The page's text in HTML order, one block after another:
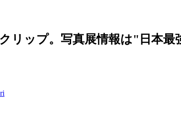
リップ。写真展情報は"日本最